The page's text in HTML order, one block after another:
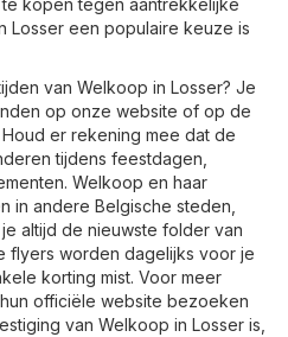
kopen tegen aantrekkelijke
Losser een populaire keuze is
van Welkoop in Losser? Je
op onze website of op de
Houd er rekening mee dat de
tijdens feestdagen,
Welkoop en haar
in andere Belgische steden,
altijd de nieuwste folder van
flyers worden dagelijks voor je
korting mist. Voor meer
officiële website bezoeken
van Welkoop in Losser is,